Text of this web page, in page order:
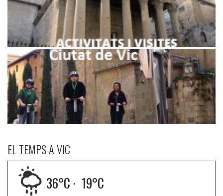
EL TEMPS A VIC
36°C · 19°C